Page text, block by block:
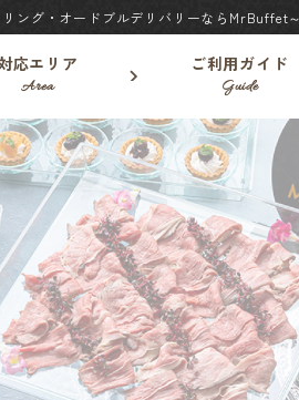
ング・オードブルデリバリーならMrBuffet
応エリア
Area
ご利用ガイド
Guide